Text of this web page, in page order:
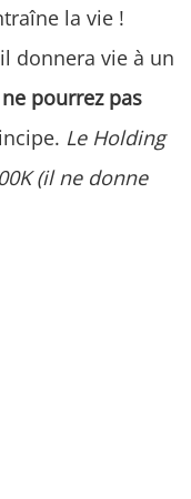
la vie !
donnera vie à un
pourrez pas
Le Holding
(il ne donne